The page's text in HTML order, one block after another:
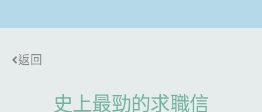
返回
史上最勁的求職信